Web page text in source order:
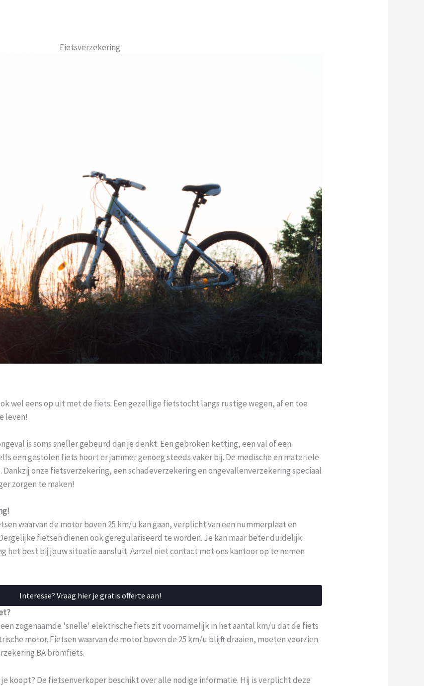
Fietsverzekering
wel eens op uit met de fiets. Een gezellige fietstocht langs rustige wegen, af en toe
leven!
is soms sneller gebeurd dan je denkt. Een gebroken ketting, een val of een
een gestolen fiets hoort er jammer genoeg steeds vaker bij. De medische en materiële
onze fietsverzekering, een schadeverzekering en ongevallenverzekering speciaal
zorgen te maken!
waarvan de motor boven 25 km/u kan gaan, verplicht van een nummerplaat en
fietsen dienen ook geregulariseerd te worden. Je kan maar beter duidelijk
het best bij jouw situatie aansluit. Aarzel niet contact met ons kantoor op te nemen
Interesse? Vraag hier je gratis offerte aan!
zogenaamde 'snelle' elektrische fiets zit voornamelijk in het aantal km/u dat de fiets
motor. Fietsen waarvan de motor boven de 25 km/u blijft draaien, moeten voorzien
BA bromfiets.
koopt? De fietsenverkoper beschikt over alle nodige informatie. Hij is verplicht deze